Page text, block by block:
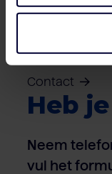
Contact
Heb
Neem
vul het